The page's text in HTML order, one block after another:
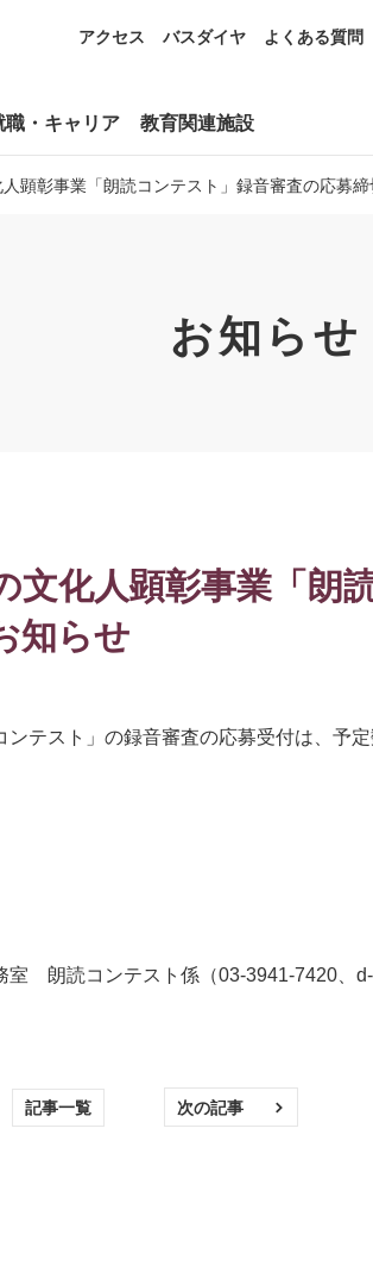
アクセス バスダイヤ よくある質問
職・キャリア 教育関連施設
顕彰事業「朗読コンテスト」録音審査の応募締
お知らせ
化人顕彰事業「朗
知らせ
テスト」の録音審査の応募受付は、予定
朗読コンテスト係（03-3941-7420、d-
記事一覧 次の記事